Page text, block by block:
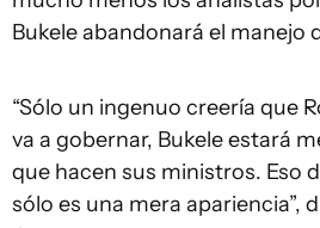
Bukele abandonará el manejo
“Sólo un ingenuo creería que
va a gobernar, Bukele estará
que hacen sus ministros. Eso
sólo es una mera apariencia”,